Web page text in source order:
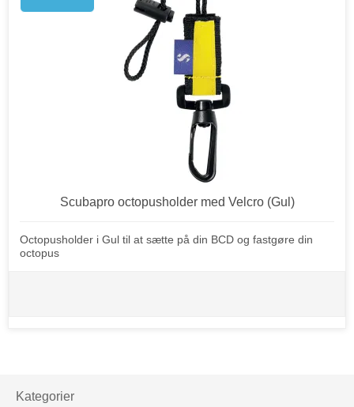
Scubapro octopusholder med Velcro (Gul)
Octopusholder i Gul til at sætte på din BCD og fastgøre din
octopus
Kategorier